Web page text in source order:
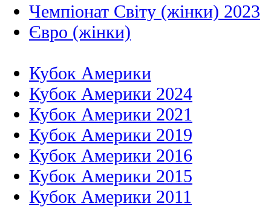
Чемпіонат Світу (жінки) 2023
Євро (жінки)
Кубок Америки
Кубок Америки 2024
Кубок Америки 2021
Кубок Америки 2019
Кубок Америки 2016
Кубок Америки 2015
Кубок Америки 2011